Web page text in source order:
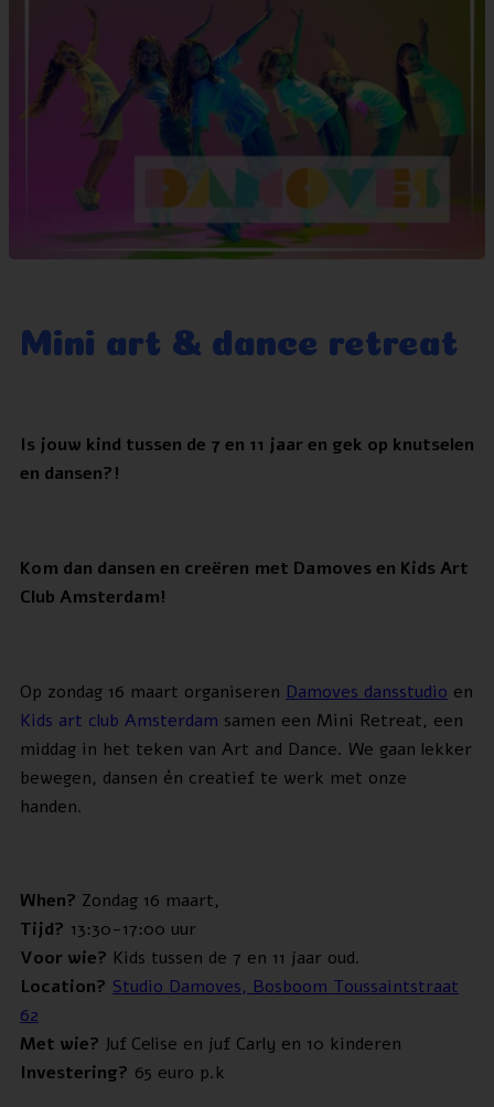
Mini art & dance retreat
Is jouw kind tussen de 7 en 11 jaar en gek op knutselen
en dansen?!
Kom dan dansen en creëren met Damoves en Kids Art
Club Amsterdam!
Op zondag 16 maart organiseren Damoves dansstudio en
Kids art club Amsterdam samen een Mini Retreat, een
middag in het teken van Art and Dance. We gaan lekker
bewegen, dansen én creatief te werk met onze
handen.
When? Zondag 16 maart,
Tijd? 13:30-17:00 uur
Voor wie? Kids tussen de 7 en 11 jaar oud.
Location? Studio Damoves, Bosboom Toussaintstraat
62
Met wie? Juf Celise en juf Carly en 10 kinderen
Investering? 65 euro p.k